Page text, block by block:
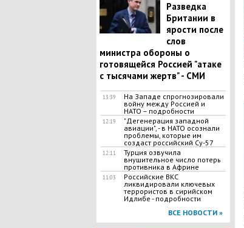
Разведка
Британии в
ярости после
слов
министра обороны о
готовящейся Россией "атаке
с тысячами жертв" - СМИ
13:39
На Западе спрогнозировали
войну между Россией и
НАТО – подробности
12:19
"Дегенерация западной
авиации", - в НАТО осознали
проблемы, которые им
создаст российский Су-57
12:11
Турция озвучила
внушительное число потерь
противника в Африне
11:03
Российские ВКС
ликвидировали ключевых
террористов в сирийском
Идлибе - подробности
ВСЕ НОВОСТИ »